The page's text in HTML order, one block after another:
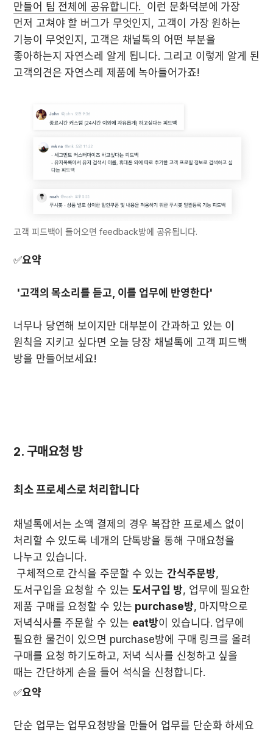
만들어 팀 전체에 공유합니다. 이런 문화덕분에 가장
먼저 고쳐야 할 버그가 무엇인지, 고객이 가장 원하는
기능이 무엇인지, 고객은 채널톡의 어떤 부분을
좋아하는지 자연스레 알게 됩니다. 그리고 이렇게 알게 된
고객의견은 자연스레 제품에 녹아들어가죠!
고객 피드백이 들어오면 feedback방에 공유됩니다.
✅요약
너무나 당연해 보이지만 대부분이 간과하고 있는 이
원칙을 지키고 싶다면 오늘 당장 채널톡에 고객 피드백
방을 만들어보세요!
2. 구매요청 방
최소 프로세스로 처리합니다
채널톡에서는 소액 결제의 경우 복잡한 프로세스 없이
처리할 수 있도록 네개의 단톡방을 통해 구매요청을
나누고 있습니다.
구체적으로 간식을 주문할 수 있는 간식주문방,
도서구입을 요청할 수 있는 도서구입 방, 업무에 필요한
제품 구매를 요청할 수 있는 purchase방, 마지막으로
저녁식사를 주문할 수 있는 eat방이 있습니다. 업무에
필요한 물건이 있으면 purchase방에 구매 링크를 올려
구매를 요청 하기도하고, 저녁 식사를 신청하고 싶을
때는 간단하게 손을 들어 석식을 신청합니다.
✅요약
단순 업무는 업무요청방을 만들어 업무를 단순화 하세요